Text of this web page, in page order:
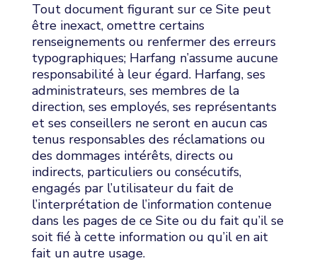
Tout document figurant sur ce Site peut
être inexact, omettre certains
renseignements ou renfermer des erreurs
typographiques; Harfang n’assume aucune
responsabilité à leur égard. Harfang, ses
administrateurs, ses membres de la
direction, ses employés, ses représentants
et ses conseillers ne seront en aucun cas
tenus responsables des réclamations ou
des dommages intérêts, directs ou
indirects, particuliers ou consécutifs,
engagés par l’utilisateur du fait de
l’interprétation de l’information contenue
dans les pages de ce Site ou du fait qu’il se
soit fié à cette information ou qu’il en ait
fait un autre usage.